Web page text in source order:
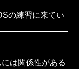
の練習に来てい
は関係性がある